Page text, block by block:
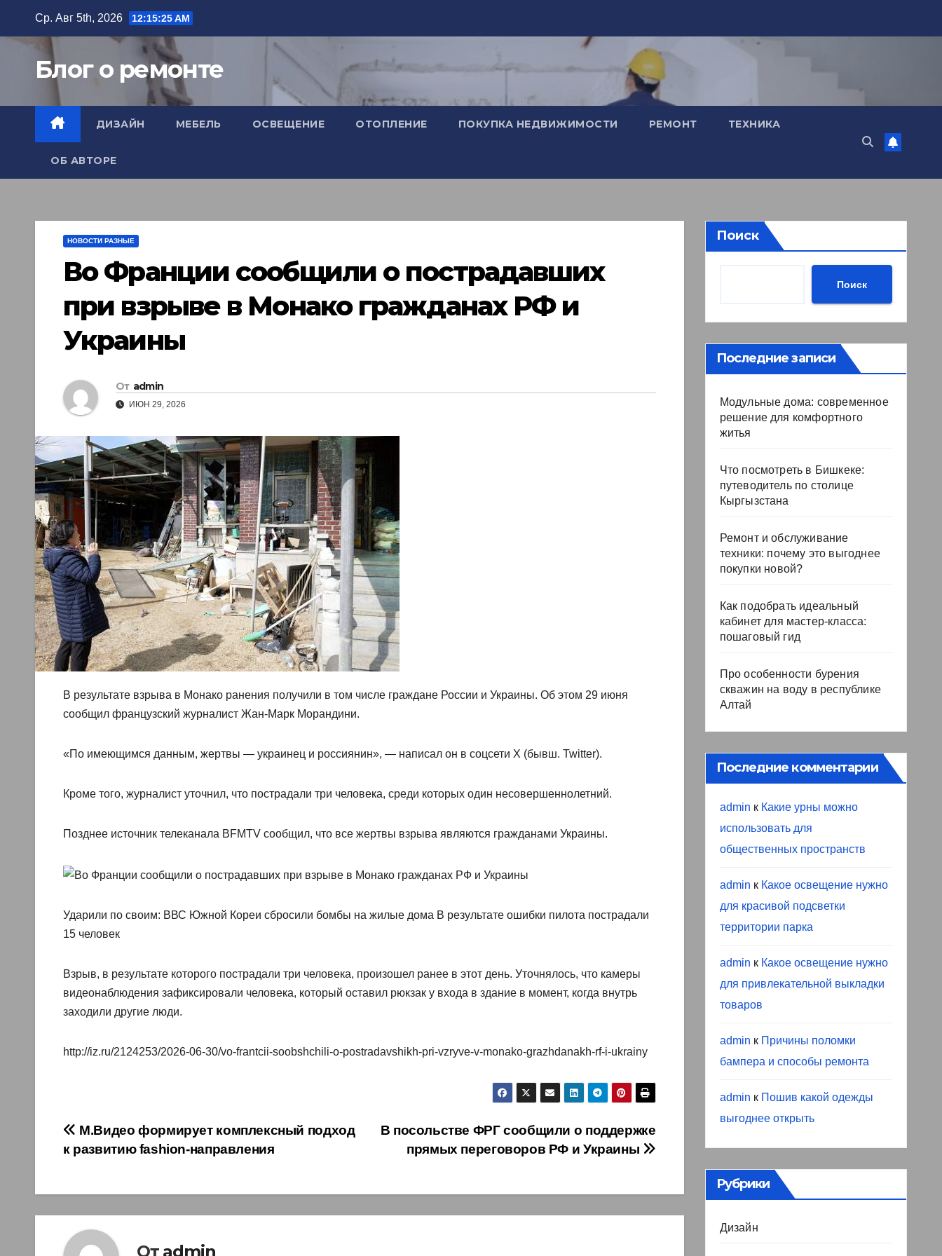
содержимому
Ср. Авг 5th, 2026 12:15:26 AM
Блог о ремонте
ДИЗАЙН МЕБЕЛЬ ОСВЕЩЕНИЕ ОТОПЛЕНИЕ ПОКУПКА НЕДВИЖИМОСТИ РЕМОНТ ТЕХНИКА
ОБ АВТОРЕ
НОВОСТИ РАЗНЫЕ
Во Франции сообщили о пострадавших
при взрыве в Монако гражданах РФ и
Украины
От admin
ИЮН 29, 2026
В результате взрыва в Монако ранения получили в том числе граждане России и Украины. Об этом 29 июня
сообщил французский журналист Жан-Марк Морандини.
«По имеющимся данным, жертвы — украинец и россиянин», — написал он в соцсети X (бывш. Twitter).
Кроме того, журналист уточнил, что пострадали три человека, среди которых один несовершеннолетний.
Позднее источник телеканала BFMTV сообщил, что все жертвы взрыва являются гражданами Украины.
Ударили по своим: ВВС Южной Кореи сбросили бомбы на жилые дома В результате ошибки пилота пострадали
15 человек
Взрыв, в результате которого пострадали три человека, произошел ранее в этот день. Уточнялось, что камеры
видеонаблюдения зафиксировали человека, который оставил рюкзак у входа в здание в момент, когда внутрь
заходили другие люди.
http://iz.ru/2124253/2026-06-30/vo-frantcii-soobshchili-o-postradavshikh-pri-vzryve-v-monako-grazhdanakh-rf-i-ukrainy
Навигация
по
записям
В посольстве ФРГ сообщили о поддержке
прямых переговоров РФ и Украины
М.Видео формирует комплексный подход
к развитию fashion‑направления
От admin
Поиск
Поиск
Последние записи
Модульные дома: современное
решение для комфортного
житья
Что посмотреть в Бишкеке:
путеводитель по столице
Кыргызстана
Ремонт и обслуживание
техники: почему это выгоднее
покупки новой?
Как подобрать идеальный
кабинет для мастер-класса:
пошаговый гид
Про особенности бурения
скважин на воду в республике
Алтай
Последние комментарии
admin к Какие урны можно
использовать для
общественных пространств
admin к Какое освещение нужно
для красивой подсветки
территории парка
admin к Какое освещение нужно
для привлекательной выкладки
товаров
admin к Причины поломки
бампера и способы ремонта
admin к Пошив какой одежды
выгоднее открыть
Рубрики
Дизайн